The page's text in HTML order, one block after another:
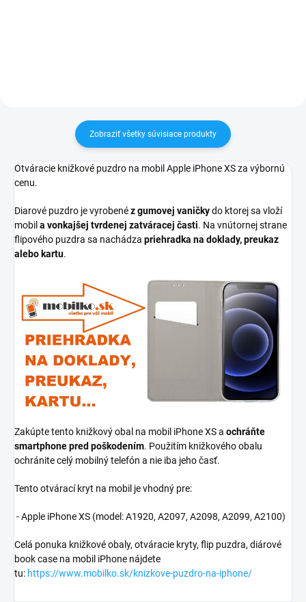
Zobraziť všetky súvisiace produkty
Otváracie knižkové puzdro na mobil Apple iPhone XS za výbornú
cenu.
Diarové puzdro je vyrobenéz gumovej vaničkydo ktorej sa vloží
mobil a vonkajšej tvrdenej zatváracej časti. Na vnútornej strane
flipového puzdra sa nachádza priehradka na doklady, preukaz
alebo kartu.
Zakúpte tento knižkový obal na mobil iPhone XS a ochráňte
smartphone pred poškodením. Použitím knižkového obalu
ochránite celý mobilný telefón a nie iba jeho časť.
Tento otvárací kryt na mobil je vhodný pre:
- Apple iPhone XS (model: A1920, A2097, A2098, A2099, A2100)
Celá ponuka knižkové obaly, otváracie kryty, flip puzdra, diárové
book case na mobil iPhone nájdete
tu: https://www.mobilko.sk/knizkove-puzdro-na-iphone/